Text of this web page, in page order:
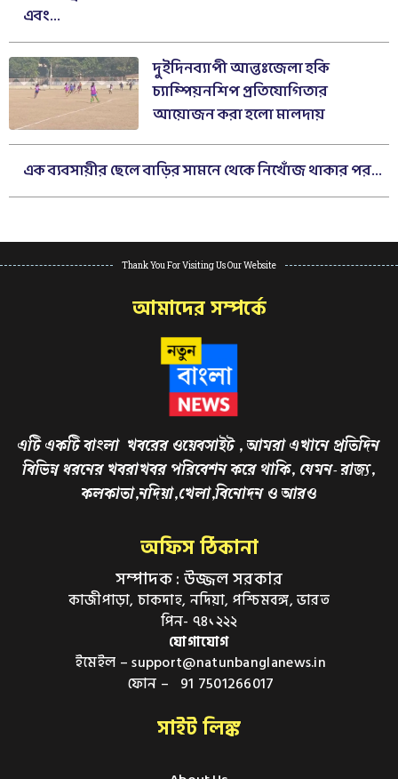
এবং...
দুইদিনব্যাপী আন্তঃজেলা হকি
চ্যাম্পিয়নশিপ প্রতিযোগিতার
আয়োজন করা হলো মালদায়
এক ব্যবসায়ীর ছেলে বাড়ির সামনে থেকে নিখোঁজ থাকার পর...
Thank You For Visiting Us Our Website
আমাদের সম্পর্কে
এটি একটি বাংলা খবরের ওয়েবসাইট , আমরা এখানে প্রতিদিন
বিভিন্ন ধরনের খবরাখবর পরিবেশন করে থাকি, যেমন- রাজ্য,
কলকাতা,নদিয়া,খেলা,বিনোদন ও আরও
অফিস ঠিকানা
সম্পাদক : উজ্জল সরকার
কাজীপাড়া, চাকদাহ, নদিয়া, পশ্চিমবঙ্গ, ভারত
পিন- ৭৪১২২২
যোগাযোগ
ইমেইল – support@natunbanglanews.in
ফোন – 91 7501266017
সাইট লিঙ্ক